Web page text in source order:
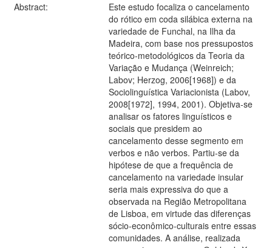
Abstract:
Este estudo focaliza o cancelamento
do rótico em coda silábica externa na
variedade de Funchal, na Ilha da
Madeira, com base nos pressupostos
teórico-metodológicos da Teoria da
Variação e Mudança (Weinreich;
Labov; Herzog, 2006[1968]) e da
Sociolinguística Variacionista (Labov,
2008[1972], 1994, 2001). Objetiva-se
analisar os fatores linguísticos e
sociais que presidem ao
cancelamento desse segmento em
verbos e não verbos. Partiu-se da
hipótese de que a frequência de
cancelamento na variedade insular
seria mais expressiva do que a
observada na Região Metropolitana
de Lisboa, em virtude das diferenças
sócio-econômico-culturais entre essas
comunidades. A análise, realizada